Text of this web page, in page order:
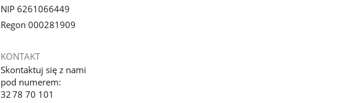
NIP 6261066449
Regon 000281909
KONTAKT
Skontaktuj się z nami
pod numerem:
32 78 70 101